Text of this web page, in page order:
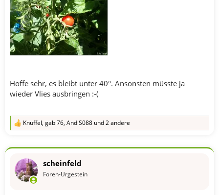
Hoffe sehr, es bleibt unter 40°. Ansonsten müsste ja
wieder Vlies ausbringen :-(
R
k
o
Knuffel, gabi76, AndiS088 und 2 andere
scheinfeld
Foren-Urgestein